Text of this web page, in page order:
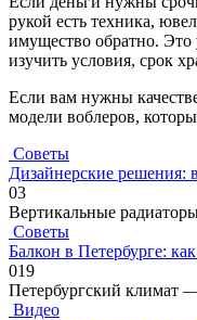
рукой есть техника,
имущество обратно. Это
изучить условия, срок
Если вам нужны
модели воблеров,
Советы
Дизайнерские решения:
03
Вертикальные
Советы
Балкон в Петербурге:
019
Петербургский климат
Видео